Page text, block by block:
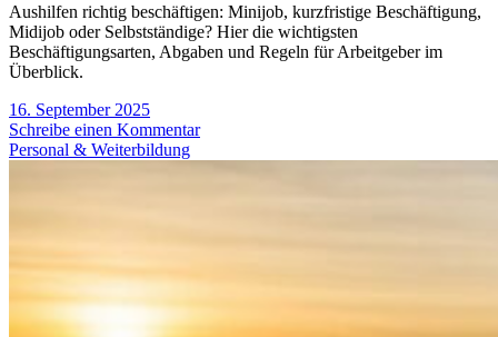
Aushilfen richtig beschäftigen: Minijob, kurzfristige Beschäftigung,
Midijob oder Selbstständige? Hier die wichtigsten
Beschäftigungsarten, Abgaben und Regeln für Arbeitgeber im
Überblick.
16. September 2025
Schreibe einen Kommentar
Personal & Weiterbildung